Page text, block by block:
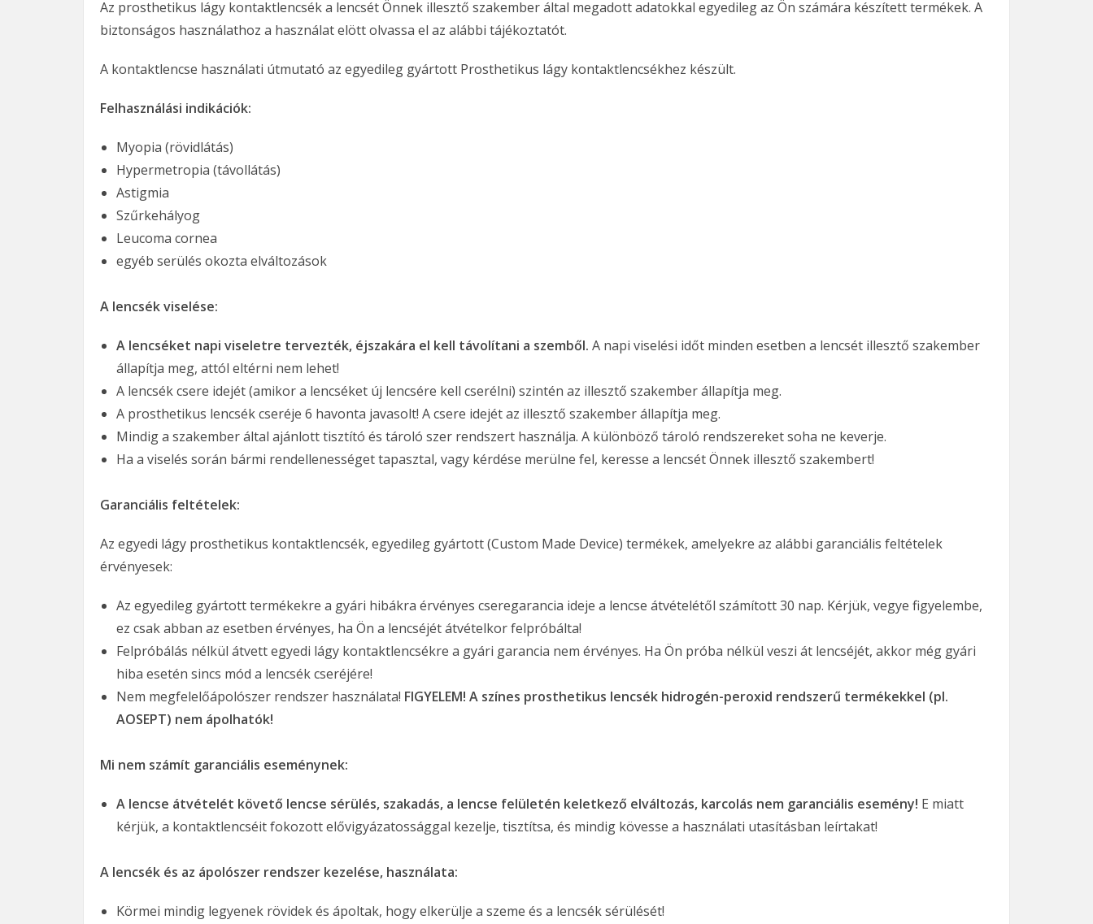
Az prosthetikus lágy kontaktlencsék a lencsét Önnek illesztő szakember által megadott adatokkal egyedileg az Ön számára készített termékek. A
biztonságos használathoz a használat elött olvassa el az alábbi tájékoztatót.
A kontaktlencse használati útmutató az egyedileg gyártott Prosthetikus lágy kontaktlencsékhez készült.
Felhasználási indikációk:
Myopia (rövidlátás)
Hypermetropia (távollátás)
Astigmia
Szűrkehályog
Leucoma cornea
egyéb serülés okozta elváltozások
A lencsék viselése:
A lencséket napi viseletre tervezték, éjszakára el kell távolítani a szemből. A napi viselési időt minden esetben a lencsét illesztő szakember
állapítja meg, attól eltérni nem lehet!
A lencsék csere idejét (amikor a lencséket új lencsére kell cserélni) szintén az illesztő szakember állapítja meg.
A prosthetikus lencsék cseréje 6 havonta javasolt! A csere idejét az illesztő szakember állapítja meg.
Mindig a szakember által ajánlott tisztító és tároló szer rendszert használja. A különböző tároló rendszereket soha ne keverje.
Ha a viselés során bármi rendellenességet tapasztal, vagy kérdése merülne fel, keresse a lencsét Önnek illesztő szakembert!
Garanciális feltételek:
Az egyedi lágy prosthetikus kontaktlencsék, egyedileg gyártott (Custom Made Device) termékek, amelyekre az alábbi garanciális feltételek
érvényesek:
Az egyedileg gyártott termékekre a gyári hibákra érvényes cseregarancia ideje a lencse átvételétől számított 30 nap. Kérjük, vegye figyelembe,
ez csak abban az esetben érvényes, ha Ön a lencséjét átvételkor felpróbálta!
Felpróbálás nélkül átvett egyedi lágy kontaktlencsékre a gyári garancia nem érvényes. Ha Ön próba nélkül veszi át lencséjét, akkor még gyári
hiba esetén sincs mód a lencsék cseréjére!
Nem megfelelőápolószer rendszer használata! FIGYELEM! A színes prosthetikus lencsék hidrogén-peroxid rendszerű termékekkel (pl.
AOSEPT) nem ápolhatók!
Mi nem számít garanciális eseménynek:
A lencse átvételét követő lencse sérülés, szakadás, a lencse felületén keletkező elváltozás, karcolás nem garanciális esemény! E miatt
kérjük, a kontaktlencséit fokozott elővigyázatossággal kezelje, tisztítsa, és mindig kövesse a használati utasításban leírtakat!
A lencsék és az ápolószer rendszer kezelése, használata:
Körmei mindig legyenek rövidek és ápoltak, hogy elkerülje a szeme és a lencsék sérülését!